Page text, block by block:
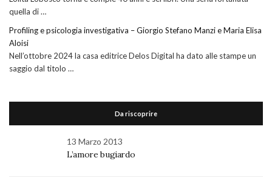
quella di …
Profiling e psicologia investigativa – Giorgio Stefano Manzi e Maria Elisa
Aloisi
Nell’ottobre 2024 la casa editrice Delos Digital ha dato alle stampe un
saggio dal titolo …
Da riscoprire
13 Marzo 2013
L’amore bugiardo